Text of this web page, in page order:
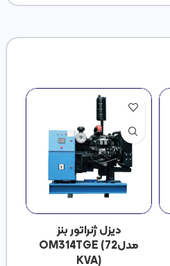
دیزل ژنراتور بنز
مدلOM314TGE (72
KVA)